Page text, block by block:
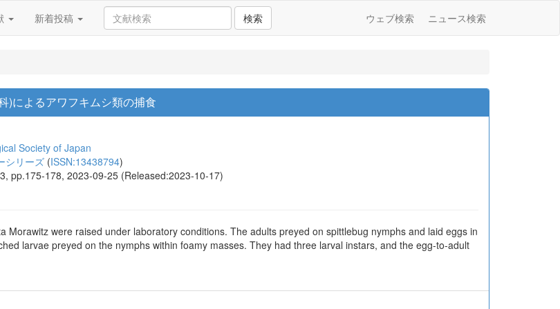
新着投稿 検索 ウェブ検索 ニュース検索
)によるアワフキムシ類の捕食
Society of Japan
シリーズ (ISSN:13438794)
pp.175-178, 2023-09-25 (Released:2023-10-17)
Morawitz were raised under laboratory conditions. The adults preyed on spittlebug nymphs and laid eggs in
larvae preyed on the nymphs within foamy masses. They had three larval instars, and the egg-to-adult